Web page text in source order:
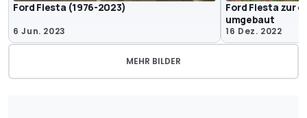
Ford Fiesta (1976-2023)
6 Jun. 2023
Ford Fiesta zur
umgebaut
16 Dez. 2022
MEHR BILDER